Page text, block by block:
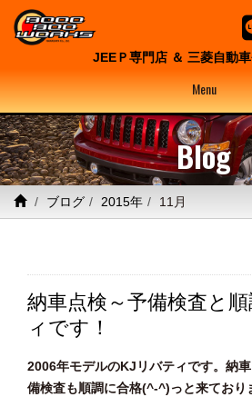
JEEＰ専門店 ＆ 三菱自動
Menu
Blog
ブログ 2015年 11月
納車点検～予備検査と
ィです！
2006年モデルのKJリバティです。納
備検査も順調に合格(^-^)っと来ており